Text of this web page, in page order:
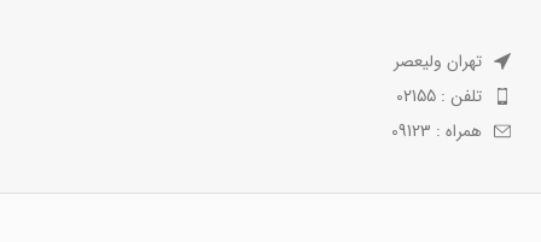
تهران ولیعصر
تلفن : 02155
همراه : 09123